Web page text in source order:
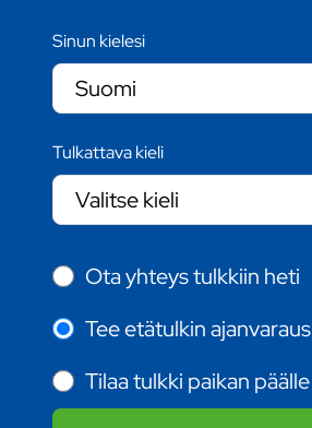
Sinun kielesi
Tulkattava kieli
Ota yhteys tulkkiin heti
Tee etätulkin ajanvaraus
Tilaa tulkki paikan päälle